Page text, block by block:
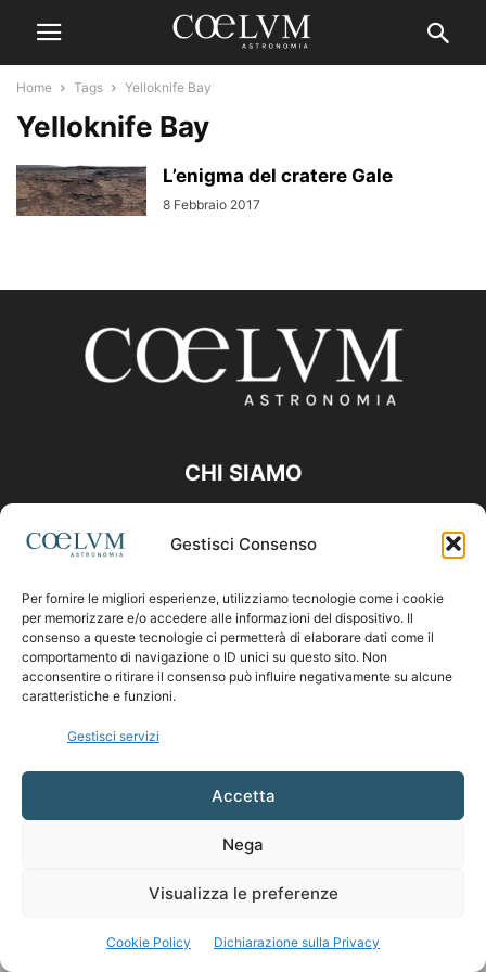
Gestisci Consenso
Per fornire le migliori esperienze, utilizziamo tecnologie come i cookie
per memorizzare e/o accedere alle informazioni del dispositivo. Il
consenso a queste tecnologie ci permetterà di elaborare dati come il
comportamento di navigazione o ID unici su questo sito. Non
acconsentire o ritirare il consenso può influire negativamente su alcune
caratteristiche e funzioni.
Gestisci servizi
Accetta
Nega
Visualizza le preferenze
Cookie Policy Dichiarazione sulla Privacy
Home Tags Yelloknife Bay
Yelloknife Bay
L’enigma del cratere Gale
8 Febbraio 2017
CHI SIAMO
Contattaci:coelumastro@coelum.com
SEGUICI